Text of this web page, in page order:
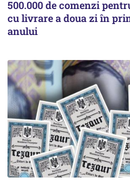
500.000 de comenzi
cu livrare a doua zi în
anului